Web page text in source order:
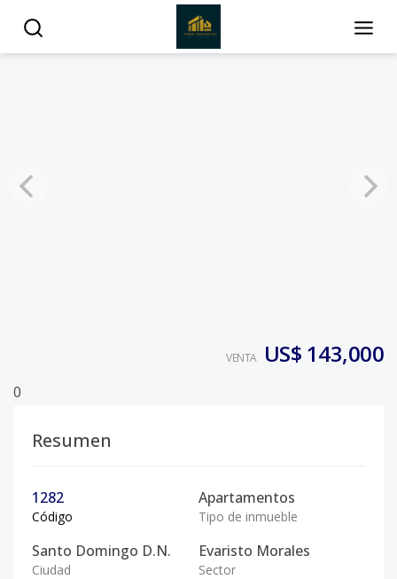
VENTA US$ 143,000
0
Resumen
1282
Código
Apartamentos
Tipo de inmueble
Santo Domingo D.N.
Ciudad
Evaristo Morales
Sector